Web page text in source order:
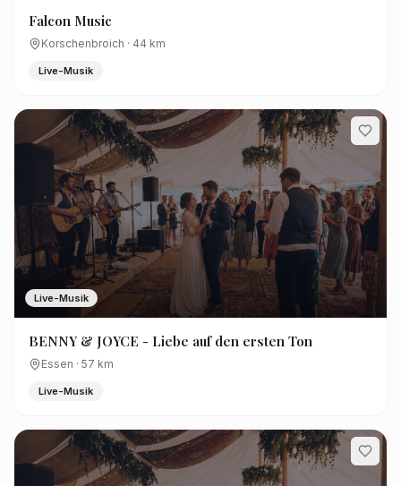
Falcon Music
Korschenbroich · 44 km
Live-Musik
Live-Musik
BENNY & JOYCE - Liebe auf den ersten Ton
Essen · 57 km
Live-Musik